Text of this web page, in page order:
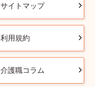
サイトマップ
利用規約
介護職コラム